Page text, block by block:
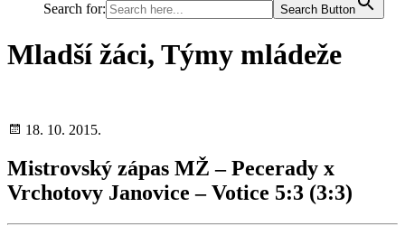
Search for: Search Button
Mladší žáci, Týmy mládeže
18. 10. 2015.
Mistrovský zápas MŽ – Pecerady x
Vrchotovy Janovice – Votice 5:3 (3:3)